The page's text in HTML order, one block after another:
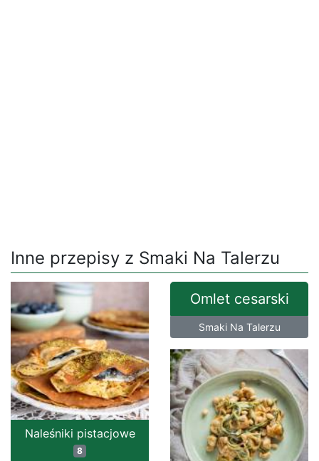
Inne przepisy z Smaki Na Talerzu
Naleśniki pistacjowe
8
Omlet cesarski
Smaki Na Talerzu